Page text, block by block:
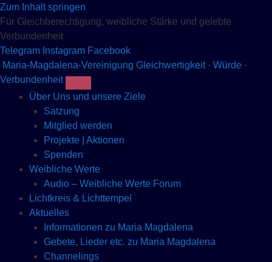
Zum Inhalt springen
Für Gleichberechtigung, weibliche Stärke und gelebte
Verbundenheit
Telegram Instagram Facebook
Maria-Magdalena-Vereinigung Gleichwertigkeit · Würde ·
Verbundenheit
Über Uns und unsere Ziele
Satzung
Mitglied werden
Projekte | Aktionen
Spenden
Weibliche Werte
Audio – Weibliche Werte Forum
Lichtkreis & Lichttempel
Aktuelles
Informationen zu Maria Magdalena
Gebete, Lieder etc. zu Maria Magdalena
Channelings